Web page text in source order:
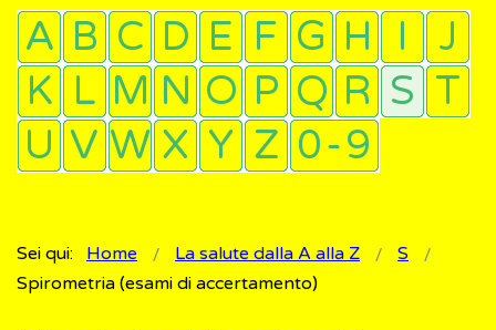
Sei qui: Home La salute dalla A alla Z
S
Spirometria (esami di accertamento)